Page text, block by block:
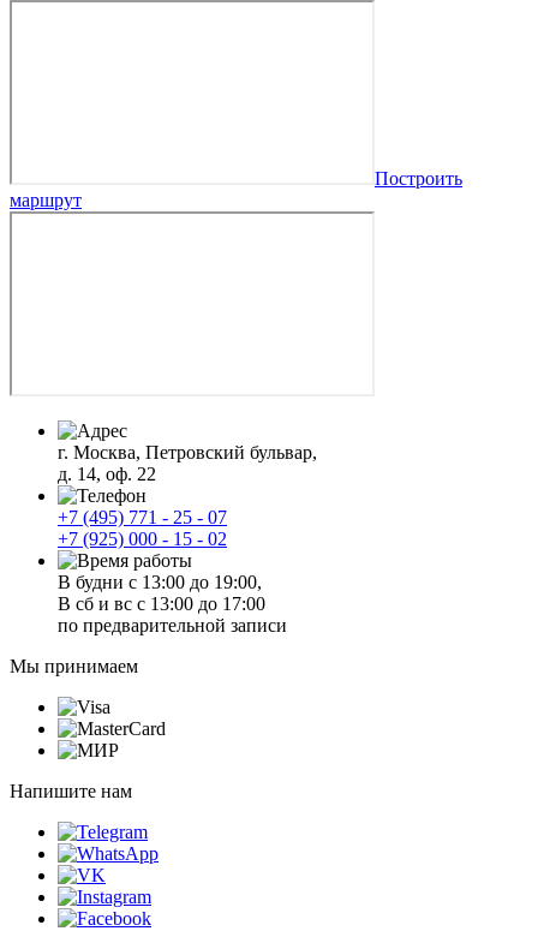
Построить
маршрут
г. Москва, Петровский бульвар,
д. 14, оф. 22
+7 (495) 771 - 25 - 07
+7 (925) 000 - 15 - 02
В будни с 13:00 до 19:00,
В сб и вс с 13:00 до 17:00
по предварительной записи
Мы принимаем
Напишите нам